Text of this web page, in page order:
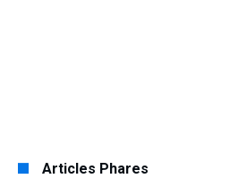
Articles Phares